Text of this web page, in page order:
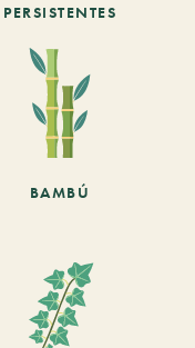
PERSISTENTES
BAMBÚ